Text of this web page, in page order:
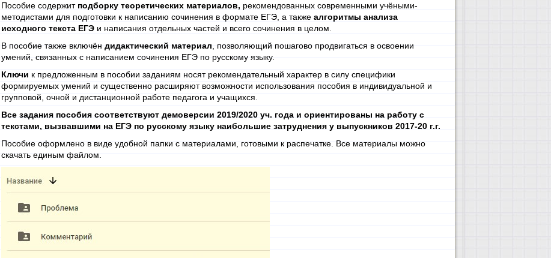
Пособие содержитподборку теоретических материалов, рекомендованных современными учёными-
методистами для подготовки к написанию сочинения в формате ЕГЭ, а также алгоритмы анализа
исходного текста ЕГЭи написания отдельных частей и всего сочинения в целом.
В пособие также включёндидактический материал, позволяющий пошагово продвигаться в освоении
умений, связанных с написанием сочинения ЕГЭ по русскому языку.
Ключи к предложенным в пособии заданиям носят рекомендательный характер в силу специфики
формируемых умений и существенно расширяют возможности использования пособия в индивидуальной и
групповой, очной и дистанционной работе педагога и учащихся.
Все задания пособия соответствуют демоверсии 2019/2020 уч. года и ориентированы на работу с
текстами, вызвавшими на ЕГЭ по русскому языку наибольшие затруднения у выпускников 2017-20 г.г.
Пособие оформлено в виде удобной папки с материалами, готовыми к распечатке. Все материалы можно
скачать единым файлом.